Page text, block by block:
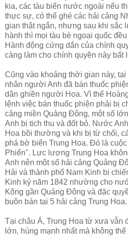
kia, các tàu biển nước ngoài nếu
thực sự, có thể ghé các hải cảng
gian thật ngắn, nhưng sau khi sắc
hành thì mọi tàu bè ngoại quốc
Hành động cứng dắn của chính
càng làm cho chính quyền này bất
Cũng vào khoảng thời gian này,
nhân người Anh đã bán thuốc
dân ghiền người Hoa. Vì thế
lệnh việc bán thuốc phiện phải bị
cảng miền Quảng Đông, một số
Anh bị tịch thu và đốt bỏ. Nước
Hoa bồi thường và khi bị từ chối,
phá bờ biển Trung Hoa. Đó là
Phiến". Lực lượng Trung Hoa
Anh nên một số hải cảng Quảng
Hải và thành phố Nam Kinh bị
Kinh ký năm 1842 nhường cho
Kông gần Quảng Đông và đặc
buôn bán tại 5 hải cảng Trung Hoa.
Tại châu Á, Trung Hoa từ xưa vẫn
lớn, hùng mạnh nhất mà không